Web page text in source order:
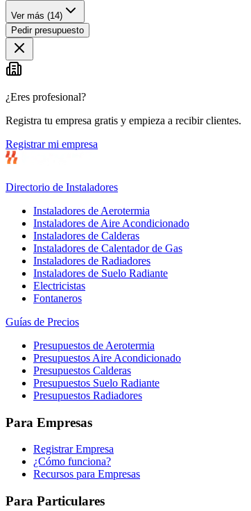
Ver más (14)
Pedir presupuesto
¿Eres profesional?
Registra tu empresa gratis y empieza a recibir clientes.
Registrar mi empresa
Directorio de Instaladores
Instaladores de Aerotermia
Instaladores de Aire Acondicionado
Instaladores de Calderas
Instaladores de Calentador de Gas
Instaladores de Radiadores
Instaladores de Suelo Radiante
Electricistas
Fontaneros
Guías de Precios
Presupuestos de Aerotermia
Presupuestos Aire Acondicionado
Presupuestos Calderas
Presupuestos Suelo Radiante
Presupuestos Radiadores
Para Empresas
Registrar Empresa
¿Cómo funciona?
Recursos para Empresas
Para Particulares